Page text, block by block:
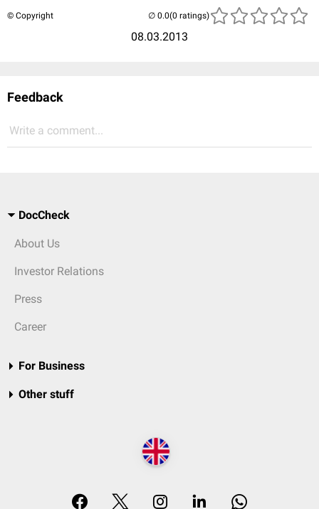
© Copyright
08.03.2013
(0 ratings)
Feedback
Write a comment...
DocCheck
About Us
Investor Relations
Press
Career
For Business
Other stuff